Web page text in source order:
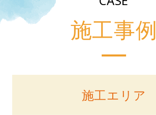
施工事例
施工エリア